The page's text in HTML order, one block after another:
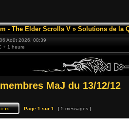
- The Elder Scrolls V » Solutions de la
Août 2026, 08:39
+ 1 heure
MaJ du 13/12/12
Page 1 sur 1 [ 5 messages ]